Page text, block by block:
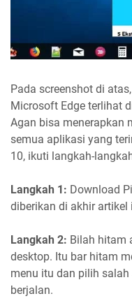
Pada screenshot di
Microsoft Edge terlihat
Agan bisa menerapkan
semua aplikasi yang
10, ikuti langkah-
Langkah 1: Download
diberikan di akhir
Langkah 2: Bilah hitam
desktop. Itu bar hitam
menu itu dan pilih
berjalan.